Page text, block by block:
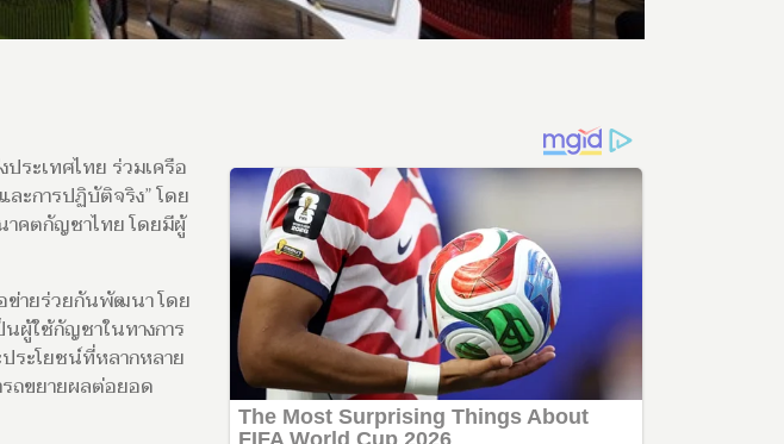
ระเทศไทย ร่วมเครือ
ะการปฏิบัติจริง” โดย
าคตกัญชาไทย โดยมีผู้
ข่ายร่วยกันพัฒนา โดย
ผู้ใช้กัญชาในทางการ
ะโยชน์ที่หลากหลาย
ถขยายผลต่อยอด